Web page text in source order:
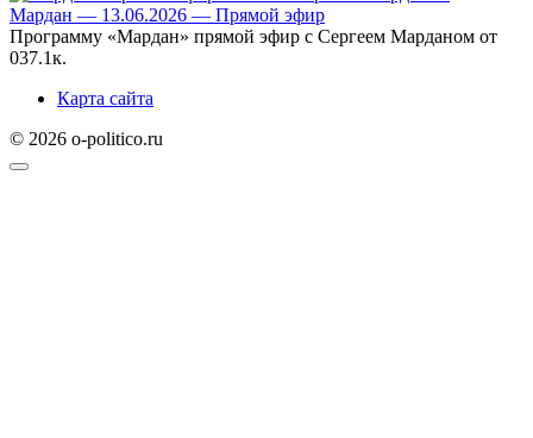
Мардан — 13.06.2026 — Прямой эфир
Программу «Мардан» прямой эфир с Сергеем Марданом от
037.1к.
Карта сайта
© 2026 o-politico.ru